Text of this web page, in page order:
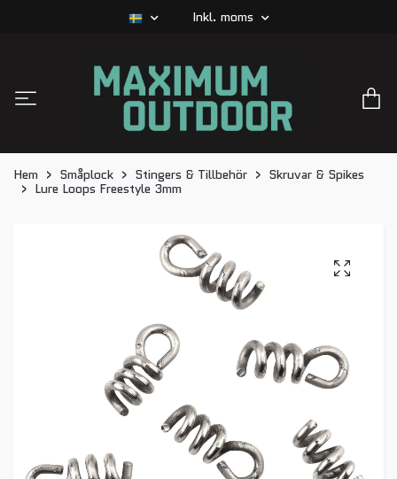
Inkl. moms
Hem Småplock Stingers & Tillbehör
Skruvar & Spikes
Lure Loops Freestyle 3mm